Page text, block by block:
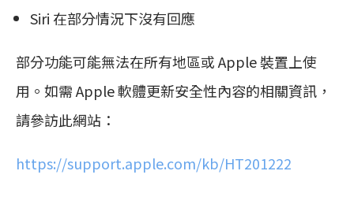
Siri 在部分情況下沒有回應
部分功能可能無法在所有地區或 Apple 裝置上使
用。如需 Apple 軟體更新安全性內容的相關資訊，
請參訪此網站：
https://support.apple.com/kb/HT201222